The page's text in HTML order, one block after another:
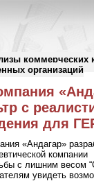
коммерческих
организаций
//
с
для
«Андагар»
с лишним весом
увидеть